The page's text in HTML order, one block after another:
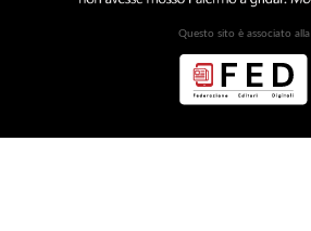
Questo sito è associato alla